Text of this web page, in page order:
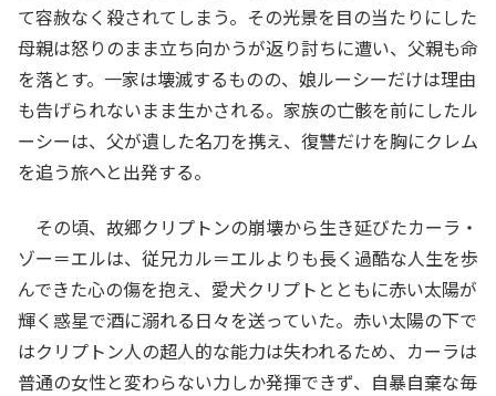
て容赦なく殺されてしまう。その光景を目の当たりにした
母親は怒りのまま立ち向かうが返り討ちに遭い、父親も命
を落とす。一家は壊滅するものの、娘ルーシーだけは理由
も告げられないまま生かされる。家族の亡骸を前にしたル
ーシーは、父が遺した名刀を携え、復讐だけを胸にクレム
を追う旅へと出発する。
その頃、故郷クリプトンの崩壊から生き延びたカーラ・
ゾー＝エルは、従兄カル＝エルよりも長く過酷な人生を歩
んできた心の傷を抱え、愛犬クリプトとともに赤い太陽が
輝く惑星で酒に溺れる日々を送っていた。赤い太陽の下で
はクリプトン人の超人的な能力は失われるため、カーラは
普通の女性と変わらない力しか発揮できず、自暴自棄な毎